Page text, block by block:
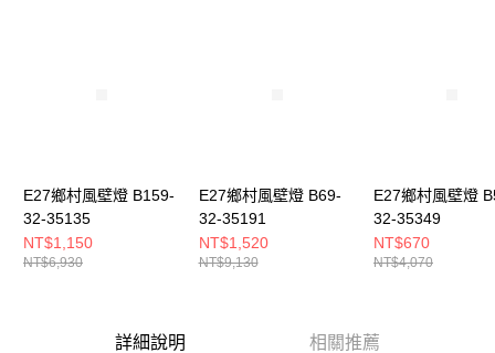
３．未成年的使用者請事先徵得法定代理人或監護人之同意方可使用
「AFTEE先享後付」，若未經同意申辦者引起之損失，本公司不負相關責
任。
４．使用「AFTEE先享後付」時，將依據個別帳號之用戶狀況，依本公司即
時審查核予不同之上限額度；若仍有額度不足之情形，本公司將視審查結果
E27鄉村風壁燈 B159-
32-35135
NT$1,150
NT$6,930
E27鄉村風壁燈 B69-
32-35191
NT$1,520
NT$9,130
E27鄉村風壁燈
32-35349
NT$670
NT$4,070
詳細說明 相關推薦